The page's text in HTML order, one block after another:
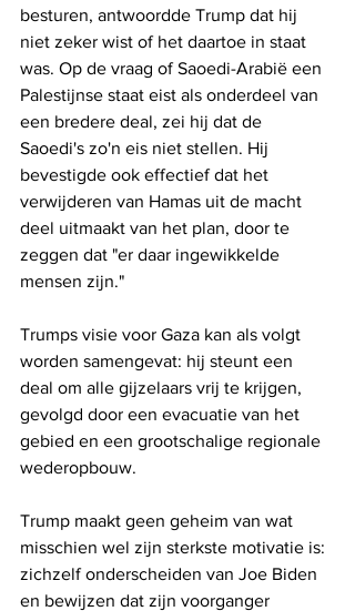
besturen, antwoordde Trump dat hij
niet zeker wist of het daartoe in staat
was. Op de vraag of Saoedi-Arabië een
Palestijnse staat eist als onderdeel van
een bredere deal, zei hij dat de
Saoedi's zo'n eis niet stellen. Hij
bevestigde ook effectief dat het
verwijderen van Hamas uit de macht
deel uitmaakt van het plan, door te
zeggen dat "er daar ingewikkelde
mensen zijn."
Trumps visie voor Gaza kan als volgt
worden samengevat: hij steunt een
deal om alle gijzelaars vrij te krijgen,
gevolgd door een evacuatie van het
gebied en een grootschalige regionale
wederopbouw.
Trump maakt geen geheim van wat
misschien wel zijn sterkste motivatie is:
zichzelf onderscheiden van Joe Biden
en bewijzen dat zijn voorganger